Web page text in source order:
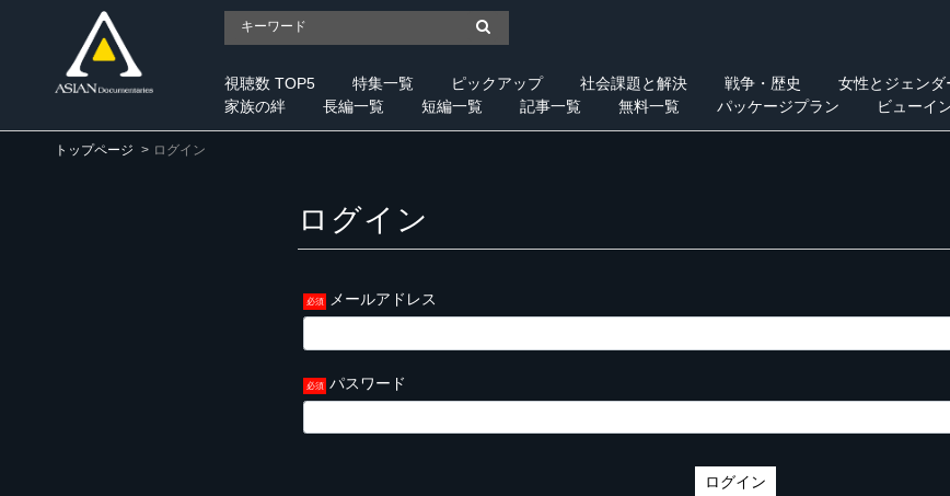
視聴数 TOP5 特集一覧 ピックアップ 社会課題と解決 戦争・歴史 女性とジェンダ
家族の絆
長編一覧 短編一覧 記事一覧 無料一覧 パッケージプラン ビューイ
トップページ ログイン
ログイン
メールアドレス
パスワード
ログイン